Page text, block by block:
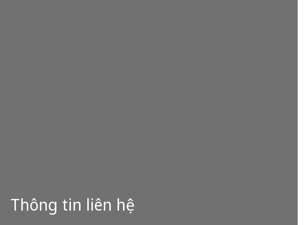
Thông tin liên hệ